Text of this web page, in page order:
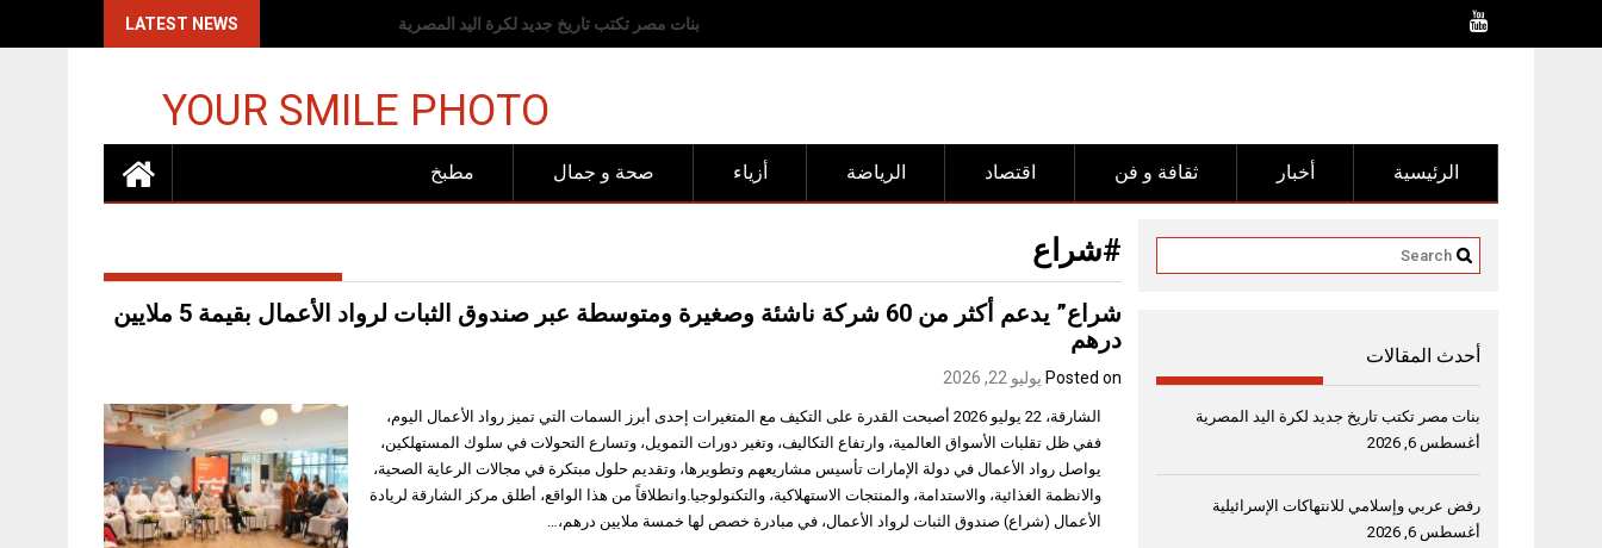
LATEST NEWS رفض عربي وإسلامي للانتهاكات الإسرائيلية
YOUR SMILE PHOTO
مطبخ صحة و جمال أزياء الرياضة اقتصاد ثقافة و فن أخبار الرئيسية
#شراع
شراع” يدعم أكثر من 60 شركة ناشئة وصغيرة ومتوسطة عبر صندوق الثبات لرواد الأعمال بقيمة 5 ملايين
درهم
Posted on يوليو 22, 2026
الشارقة، 22 يوليو 2026 أصبحت القدرة على التكيف مع المتغيرات إحدى أبرز السمات التي تميز رواد الأعمال اليوم،
ففي ظل تقلبات الأسواق العالمية، وارتفاع التكاليف، وتغير دورات التمويل، وتسارع التحولات في سلوك المستهلكين،
يواصل رواد الأعمال في دولة الإمارات تأسيس مشاريعهم وتطويرها، وتقديم حلول مبتكرة في مجالات الرعاية الصحية،
والانظمة الغذائية، والاستدامة، والمنتجات الاستهلاكية، والتكنولوجيا.وانطلاقاً من هذا الواقع، أطلق مركز الشارقة لريادة
الأعمال (شراع) صندوق الثبات لرواد الأعمال، في مبادرة خصص لها خمسة ملايين درهم،…
أحدث المقالات
بنات مصر تكتب تاريخ جديد لكرة اليد المصرية
أغسطس 6, 2026
رفض عربي وإسلامي للانتهاكات الإسرائيلية
أغسطس 6, 2026